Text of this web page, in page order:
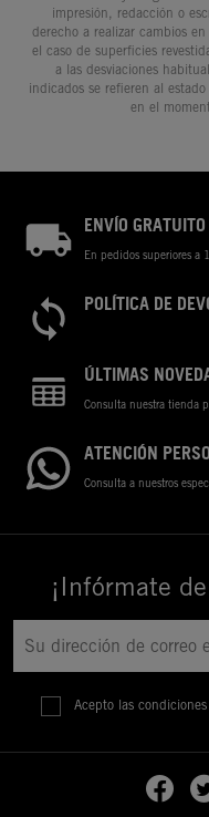
impresión, redacción o
derecho a realizar cambios
el caso de superficies
a las desviaciones
indicados se refieren al
en el
ENVÍO GRATUITO
En pedidos superiores a
POLÍTICA DE
ÚLTIMAS
Consulta nuestra tienda
ATENCIÓN
Consulta a nuestros
¡Infórmate
Acepto las